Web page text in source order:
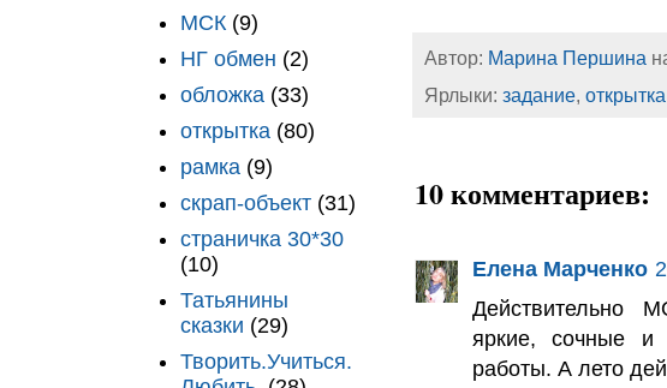
Автор: Марина Першина
Ярлыки: задание, открытка
10 комментариев:
Елена Марченко
Действительно
яркие, сочные и
работы. А лето
МСК (9)
НГ обмен (2)
обложка (33)
открытка (80)
рамка (9)
скрап-объект (31)
страничка 30*30
(10)
Татьянины
сказки (29)
Творить.Учиться.